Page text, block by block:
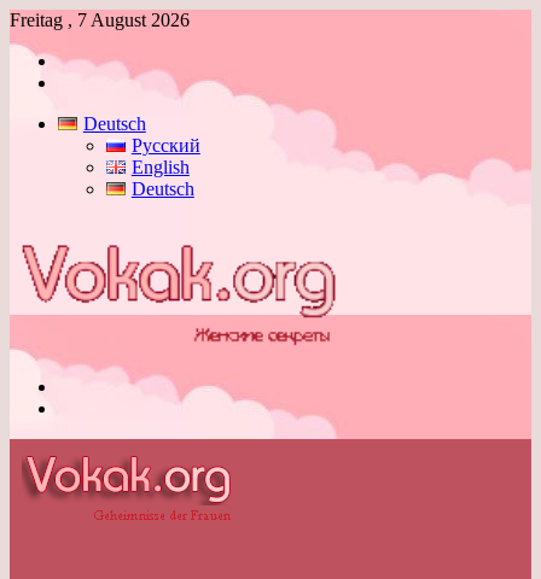
Freitag , 7 August 2026
Anmelden
Deutsch
Русский
English
Deutsch